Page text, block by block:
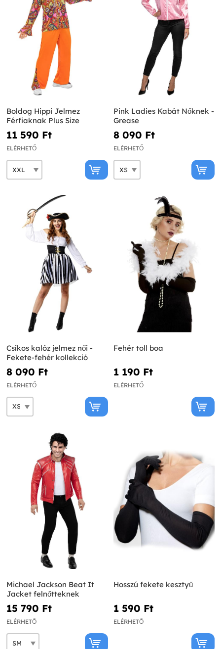
Boldog Hippi Jelmez
Férfiaknak Plus Size
11 590 Ft‎
ELÉRHETŐ
Pink Ladies Kabát Nőknek -
Grease
8 090 Ft‎
ELÉRHETŐ
Csíkos kalóz jelmez női -
Fekete-fehér kollekció
8 090 Ft‎
ELÉRHETŐ
Fehér toll boa
1 190 Ft‎
ELÉRHETŐ
Michael Jackson Beat It
Jacket felnőtteknek
15 790 Ft‎
ELÉRHETŐ
Hosszú fekete kesztyű
1 590 Ft‎
ELÉRHETŐ